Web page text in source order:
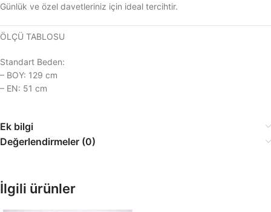
Günlük ve özel davetleriniz için ideal tercihtir.
ÖLÇÜ TABLOSU
Standart Beden:
– BOY: 129 cm
– EN: 51 cm
Ek bilgi
Değerlendirmeler (0)
İlgili ürünler